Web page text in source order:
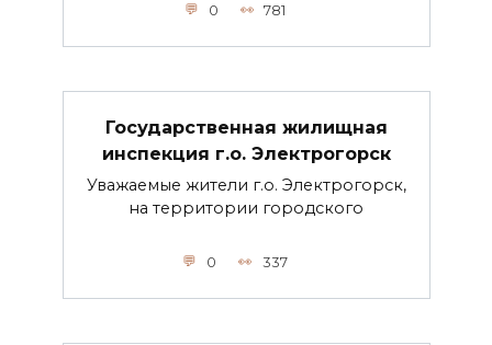
0 781
Государственная жилищная
инспекция г.о. Электрогорск
Уважаемые жители г.о. Электрогорск,
на территории городского
0 337